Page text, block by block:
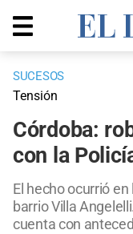
SUCESOS
Tensión
Córdoba:
con la
El hecho ocurrió
barrio Villa
cuenta con